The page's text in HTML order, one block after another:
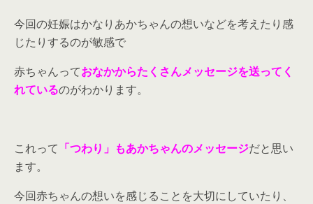
今回の妊娠はかなりあかちゃんの想いなどを考えたり感
じたりするのが敏感で
赤ちゃんっておなかからたくさんメッセージを送ってく
れているのがわかります。
これって 「つわり」もあかちゃんのメッセージだと思い
ます。
今回赤ちゃんの想いを感じることを大切にしていたり、